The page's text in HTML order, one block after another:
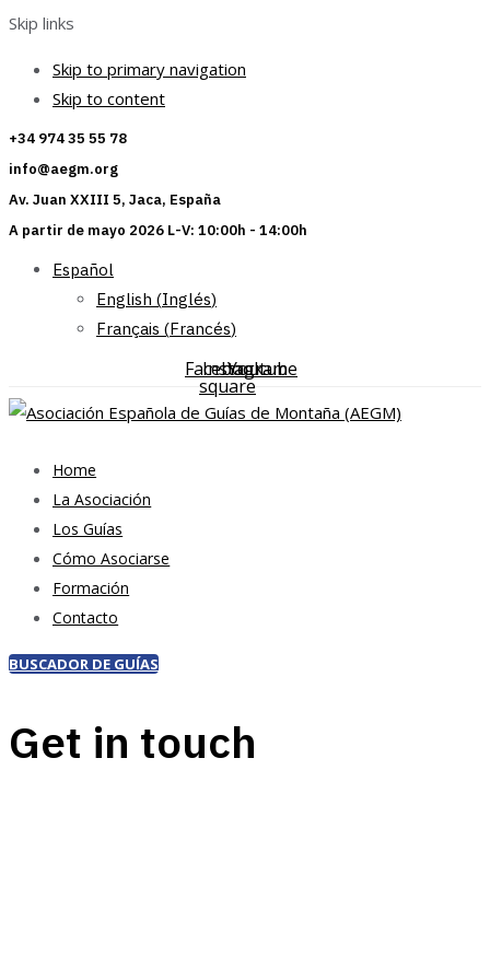
Skip links
Skip to primary navigation
Skip to content
+34 974 35 55 78
info@aegm.org
Av. Juan XXIII 5, Jaca, España
A partir de mayo 2026 L-V: 10:00h - 14:00h
Español
English (Inglés)
Français (Francés)
Facebook-
square
Instagram
Youtube
Home
La Asociación
Los Guías
Cómo Asociarse
Formación
Contacto
BUSCADOR DE GUÍAS
Get in touch